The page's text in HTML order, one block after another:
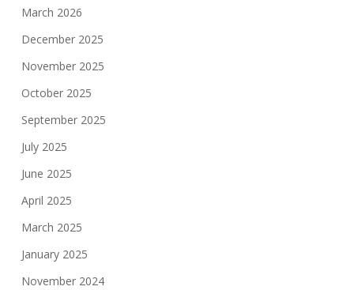
March 2026
December 2025
November 2025
October 2025
September 2025
July 2025
June 2025
April 2025
March 2025
January 2025
November 2024